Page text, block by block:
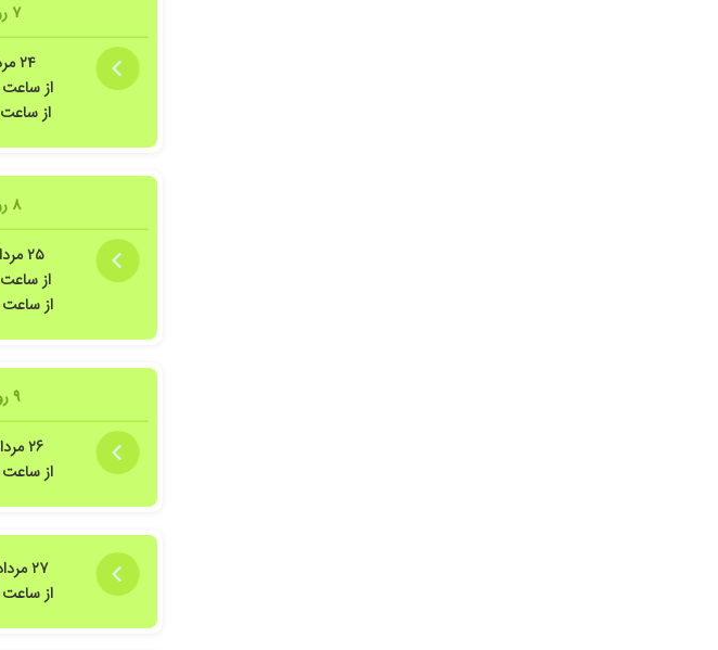
۷ روز دیگر
۲۴ مرداد (شنبه)
از ساعت ۱۶ الی ۱۹:۳۰
از ساعت ۹ الی ۱۲:۳۰
۸ روز دیگر
۲۵ مرداد (یکشنبه)
از ساعت ۹ الی ۱۲:۳۰
از ساعت ۱۶ الی ۱۹:۳۰
۹ روز دیگر
۲۶ مرداد (دوشنبه)
از ساعت ۱۶ الی ۱۹:۳۰
۲۷ مرداد (سه شنبه)
از ساعت ۱۶ الی ۱۹:۳۰